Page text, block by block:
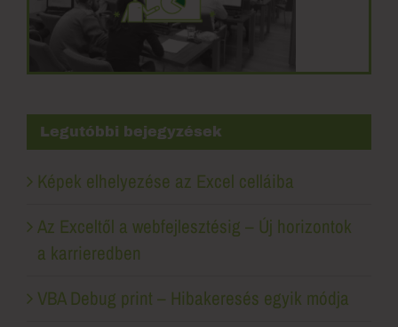
Legutóbbi bejegyzések
Képek elhelyezése az Excel celláiba
Az Exceltől a webfejlesztésig – Új horizontok
a karrieredben
VBA Debug print – Hibakeresés egyik módja